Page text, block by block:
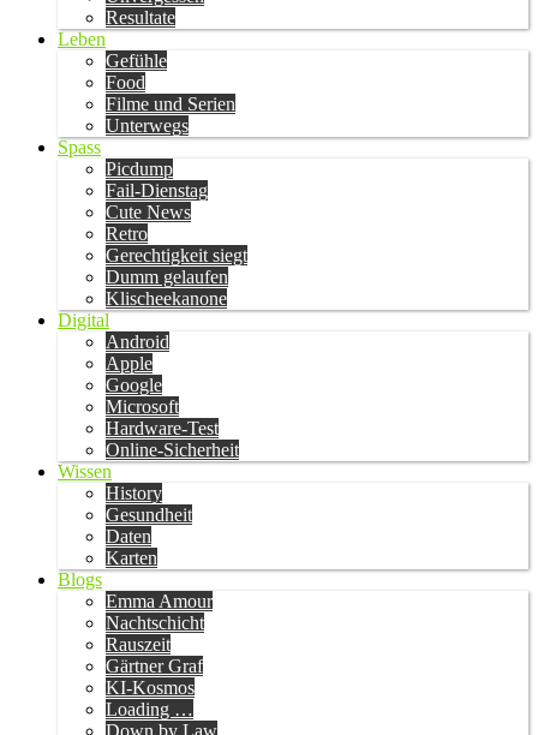
Resultate
Leben
Gefühle
Food
Filme und Serien
Unterwegs
Spass
Picdump
Fail-Dienstag
Cute News
Retro
Gerechtigkeit siegt
Dumm gelaufen
Klischeekanone
Digital
Android
Apple
Google
Microsoft
Hardware-Test
Online-Sicherheit
Wissen
History
Gesundheit
Daten
Karten
Blogs
Emma Amour
Nachtschicht
Rauszeit
Gärtner Graf
KI-Kosmos
Loading …
Down by Law